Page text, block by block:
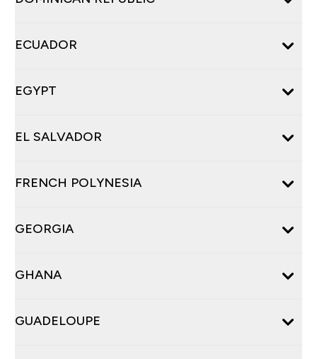
ECUADOR
EGYPT
EL SALVADOR
FRENCH POLYNESIA
GEORGIA
GHANA
GUADELOUPE